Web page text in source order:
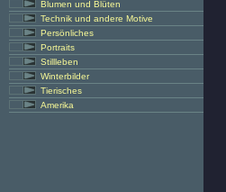
Blumen und Blüten
Technik und andere Motive
Persönliches
Portraits
Stillleben
Winterbilder
Tierisches
Amerika